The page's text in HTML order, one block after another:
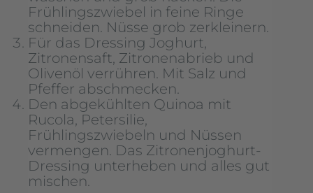
Frühlingszwiebel in feine Ringe
schneiden. Nüsse grob zerkleinern.
Für das Dressing Joghurt,
Zitronensaft, Zitronenabrieb und
Olivenöl verrühren. Mit Salz und
Pfeffer abschmecken.
Den abgekühlten Quinoa mit
Rucola, Petersilie,
Frühlingszwiebeln und Nüssen
vermengen. Das Zitronenjoghurt-
Dressing unterheben und alles gut
mischen.